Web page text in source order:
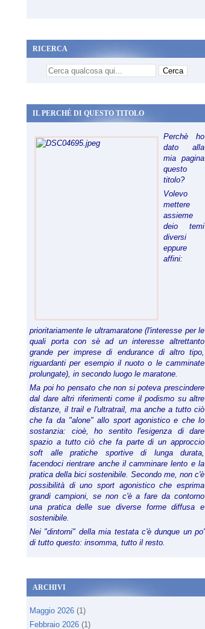
RICERCA
IL PERCHÈ DI QUESTO TITOLO
Perchè ho
dato alla
mia pagina
questo
titolo?
Volevo
mettere
assieme
deio temi
diversi
eppure
affini:
prioritariamente le ultramaratone (l'interesse per le
quali porta con sè ad un interesse altrettanto
grande per imprese di endurance di altro tipo,
riguardanti per esempio il nuoto o le camminate
prolungate), in secondo luogo le maratone.
Ma poi ho pensato che non si poteva prescindere
dal dare altri riferimenti come il podismo su altre
distanze, il trail e l'ultratrail, ma anche a tutto ciò
che fa da "alone" allo sport agonistico e che lo
sostanzia: cioè, ho sentito l'esigenza di dare
spazio a tutto ciò che fa parte di un approccio
soft alle pratiche sportive di lunga durata,
facendoci rientrare anche il camminare lento e la
pratica della bici sostenibile. Secondo me, non c'è
possibilità di uno sport agonistico che esprima
grandi campioni, se non c'è a fare da contorno
una pratica delle sue diverse forme diffusa e
sostenibile.
Nei "dintorni" della mia testata c'è dunque un po'
di tutto questo: insomma, tutto il resto.
ARCHIVI
Maggio 2026 (1)
Febbraio 2026 (1)